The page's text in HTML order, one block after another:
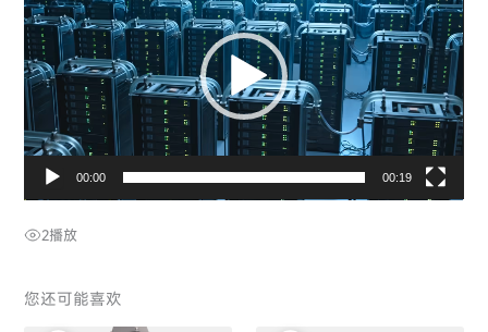
播
放
器
00:00 00:19
2播放
您还可能喜欢